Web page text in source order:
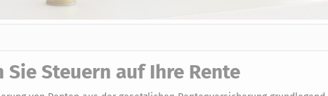
Steuern auf Ihre Rente